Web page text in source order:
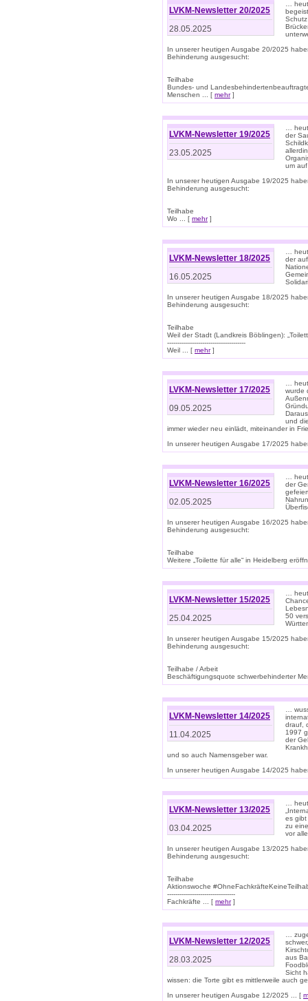
LVKM-Newsletter 20/2025
28.05.2025
…
In unserer heutigen Ausgabe 20/2025
Behinderung ausgesucht:
Teilhabe
Bundes- und
Menschen ... [ mehr]
LVKM-Newsletter 19/2025
23.05.2025
…
der
um
In unserer heutigen Ausgabe 19/2025
Behinderung ausgesucht:
Teilhabe
Wo ... [ mehr]
LVKM-Newsletter 18/2025
16.05.2025
…
der
In unserer heutigen Ausgabe 18/2025
Behinderung ausgesucht:
Teilhabe
Weil der Stadt (Landkreis Böblingen):
--------------------------------------
Weil ... [ mehr]
LVKM-Newsletter 17/2025
09.05.2025
…
wurde
und
immer wieder neu einlädt, miteinander in
In unserer heutigen Ausgabe 17/2025
LVKM-Newsletter 16/2025
02.05.2025
…
der
In unserer heutigen Ausgabe 16/2025
Behinderung ausgesucht:
Teilhabe
Weitere „Toilette für alle“ in Heidelberg
LVKM-Newsletter 15/2025
25.04.2025
…
50
In unserer heutigen Ausgabe 15/2025
Behinderung ausgesucht:
Teilhabe / Arbeit
Beschäftigungsquote schwerbehinderter
LVKM-Newsletter 14/2025
11.04.2025
…
drauf,
1997
der
und so auch Namensgeber war.
In unserer heutigen Ausgabe 14/2025
LVKM-Newsletter 13/2025
03.04.2025
…
es gibt
zu
vor
In unserer heutigen Ausgabe 13/2025
Behinderung ausgesucht:
Teilhabe
Aktionswoche
---------------------------------
Fachkräfte ... [ mehr]
LVKM-Newsletter 12/2025
28.03.2025
…
aus
Sicht
wissen: die Torte gibt es mittlerweile auch
In unserer heutigen Ausgabe 12/2025 ... [